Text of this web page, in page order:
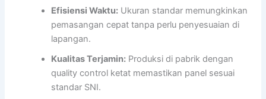
Efisiensi Waktu: Ukuran standar memungkinkan
pemasangan cepat tanpa perlu penyesuaian di
lapangan.
Kualitas Terjamin: Produksi di pabrik dengan
quality control ketat memastikan panel sesuai
standar SNI.